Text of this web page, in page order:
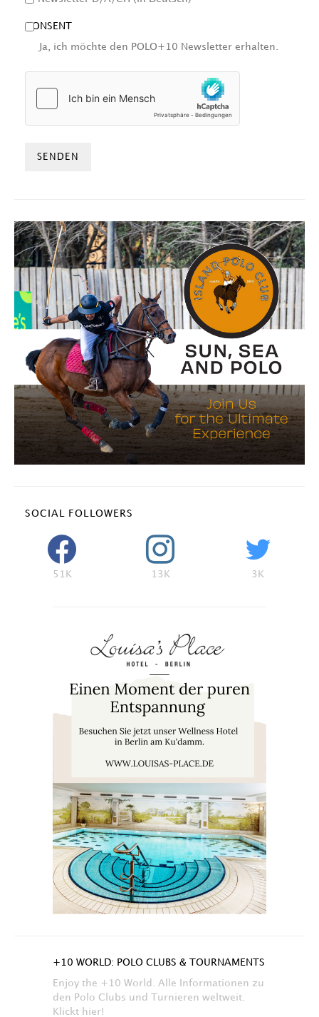
CONSENT
Ja, ich möchte den POLO+10 Newsletter erhalten.
SOCIAL FOLLOWERS
51K 13K 3K
+10 WORLD: POLO CLUBS & TOURNAMENTS
Enjoy the +10 World. Alle Informationen zu
den Polo Clubs und Turnieren weltweit.
Klickt hier!